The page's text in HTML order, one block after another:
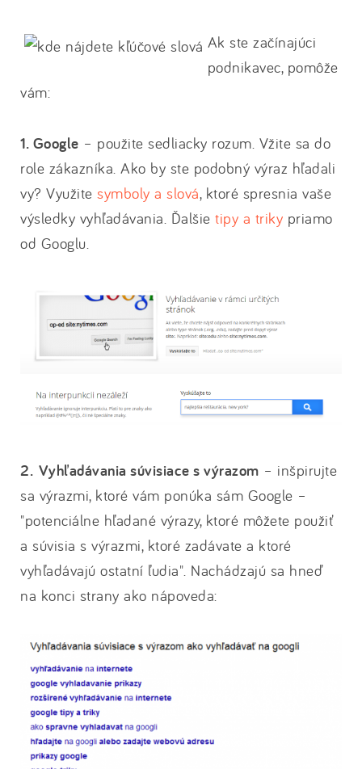
Ak ste začínajúci
podnikavec, pomôže
vám:
1. Google – použite sedliacky rozum. Vžite sa do
role zákazníka. Ako by ste podobný výraz hľadali
vy? Využite symboly a slová, ktoré spresnia vaše
výsledky vyhľadávania. Ďalšie tipy a triky priamo
od Googlu.
2. Vyhľadávania súvisiace s výrazom – inšpirujte
sa výrazmi, ktoré vám ponúka sám Google –
"potenciálne hľadané výrazy, ktoré môžete použiť
a súvisia s výrazmi, ktoré zadávate a ktoré
vyhľadávajú ostatní ľudia". Nachádzajú sa hneď
na konci strany ako nápoveda: